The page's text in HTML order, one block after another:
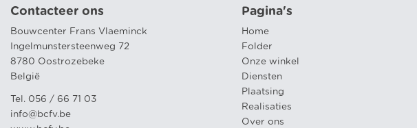
Contacteer ons
Bouwcenter Frans Vlaeminck
Ingelmunstersteenweg 72
8780 Oostrozebeke
België
Tel. 056 / 66 71 03
info@bcfv.be
Pagina's
Home
Folder
Onze winkel
Diensten
Plaatsing
Realisaties
Over ons